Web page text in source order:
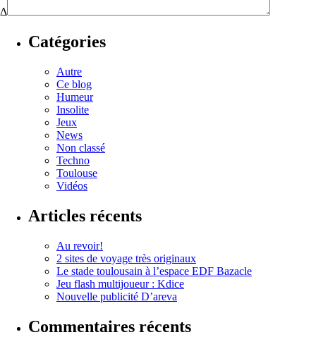
Δ
Catégories
Autre
Ce blog
Humeur
Insolite
Jeux
News
Non classé
Techno
Toulouse
Vidéos
Articles récents
Au revoir!
2 sites de voyage très originaux
Le stade toulousain à l’espace EDF Bazacle
Jeu flash multijoueur : Kdice
Nouvelle publicité D’areva
Commentaires récents